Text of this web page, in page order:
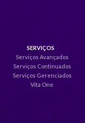
SERVIÇOS
Serviços Avançados
Serviços Continuados
Serviços Gerenciados
Vita One